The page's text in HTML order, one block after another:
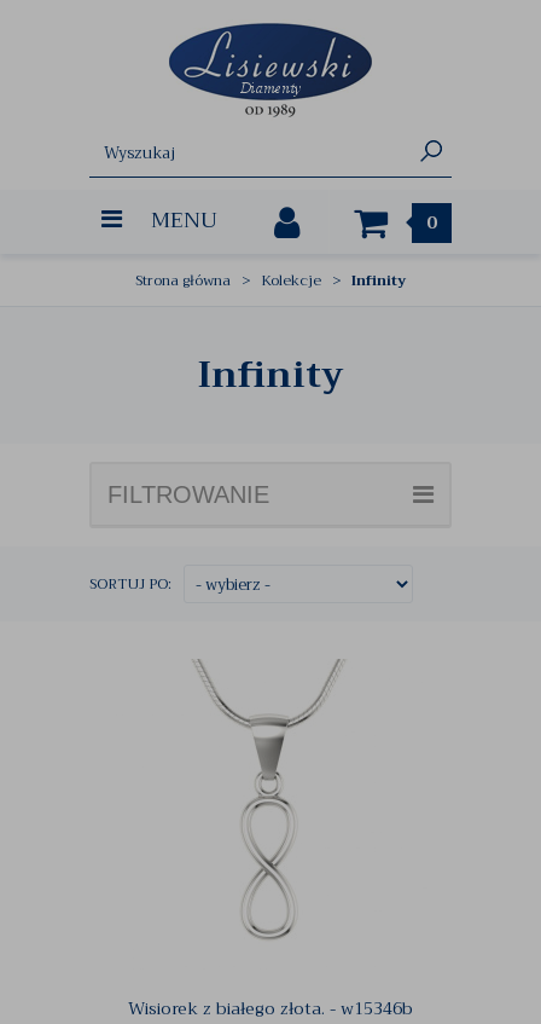
MENU 0
Strona główna Kolekcje Infinity
Infinity
FILTROWANIE
SORTUJ PO:
Wisiorek z białego złota. - w15346b